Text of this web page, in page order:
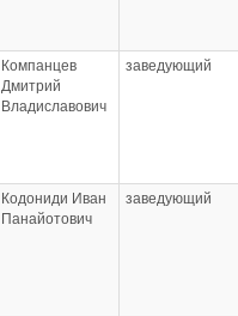
Компанцев
Дмитрий
Владиславович
заведующий
Кодониди Иван
Панайотович
заведующий